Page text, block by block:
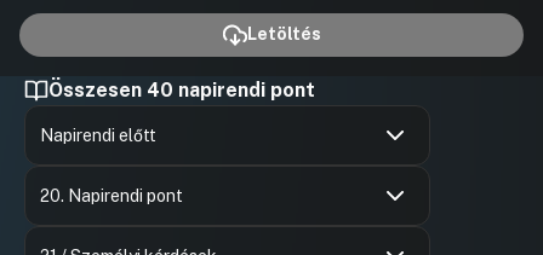
Letöltés
Összesen 40 napirendi pont
Napirendi előtt
20. Napirendi pont